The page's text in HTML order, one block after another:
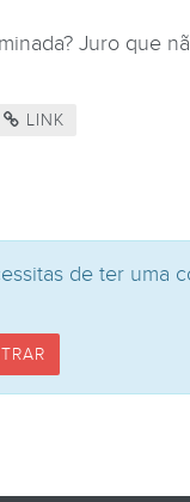
Juro que
LINK
de ter uma